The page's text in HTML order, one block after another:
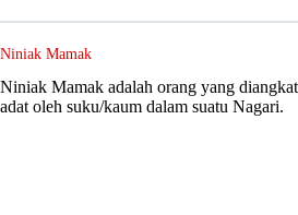
Niniak Mamak
Niniak Mamak adalah orang yang
adat oleh suku/kaum dalam suatu Nagari.